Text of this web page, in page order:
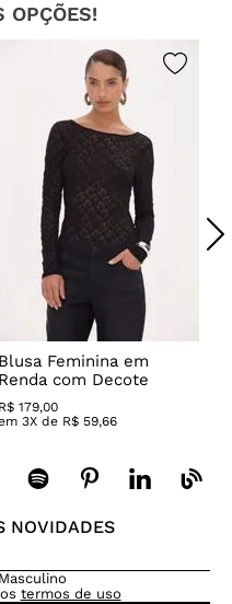
OPÇÕES!
Blusa Feminina em
Renda com Decote
Canoa
R$ 179,00
3X de R$ 59,66
NOVIDADES
Masculino
termos de uso